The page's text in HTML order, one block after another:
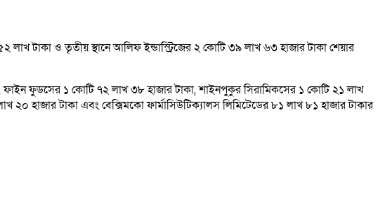
লাখ টাকা ও তৃতীয় স্থানে আলিফ ইন্ডাস্ট্রিজের ২ কোটি ৩৯ লাখ ৬৩ হাজার টাকা শেয়ার
ফাইন ফুডসের ১ কোটি ৭২ লাখ ৩৮ হাজার টাকা, শাইনপুকুর সিরামিকসের ১ কোটি ২১ লাখ
২০ হাজার টাকা এবং বেক্সিমকো ফার্মাসিউটিক্যালস লিমিটেডের ৮১ লাখ ৮১ হাজার টাকার